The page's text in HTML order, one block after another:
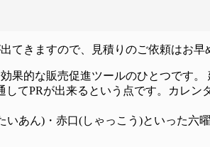
てきますので、見積りのご依頼はお早
果的な販売促進ツールのひとつです
てPRが出来るという点です。カレ
あん)・赤口(しゃっこう)といった六